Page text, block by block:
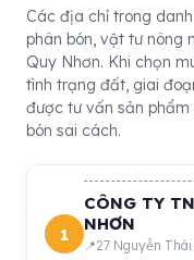
Các địa chỉ trong
phân bón, vật tư nông
Quy Nhơn. Khi chọn
tình trạng đất, giai
được tư vấn sản phẩm
bón sai cách.
1
CÔNG TY
NHƠN
27 Nguyễn